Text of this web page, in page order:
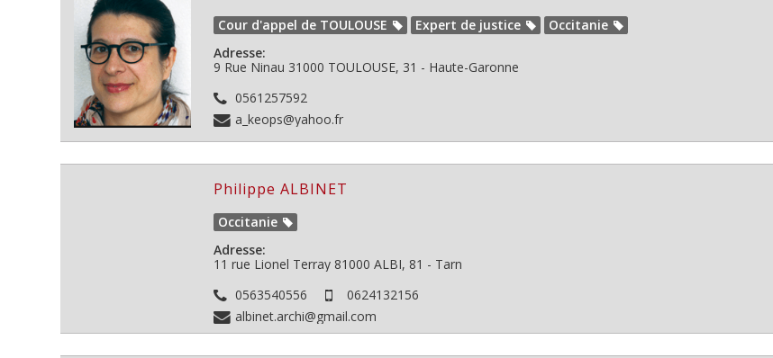
Cour d'appel de TOULOUSE Expert de justice
Occitanie
Adresse:
9 Rue Ninau 31000 TOULOUSE, 31 - Haute-Garonne
0561257592
a_keops@yahoo.fr
Philippe ALBINET
Occitanie
Adresse:
11 rue Lionel Terray 81000 ALBI, 81 - Tarn
0563540556
0624132156
albinet.archi@gmail.com